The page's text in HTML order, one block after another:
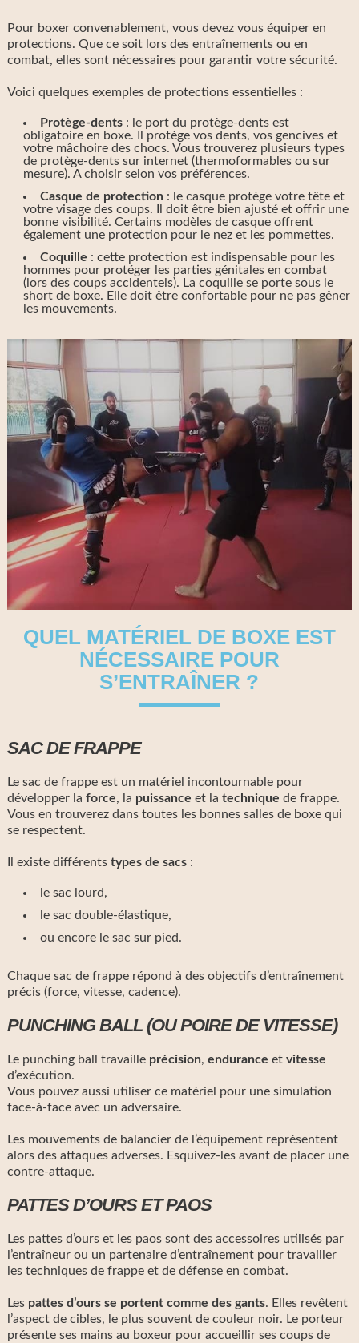
Pour boxer convenablement, vous devez vous équiper en
protections. Que ce soit lors des entraînements ou en
combat, elles sont nécessaires pour garantir votre sécurité.
Voici quelques exemples de protections essentielles :
Protège-dents: le port du protège-dents est
obligatoire en boxe. Il protège vos dents, vos gencives et
votre mâchoire des chocs. Vous trouverez plusieurs types
de protège-dents sur internet (thermoformables ou sur
mesure). A choisir selon vos préférences.
Casque de protection: le casque protège votre tête et
votre visage des coups. Il doit être bien ajusté et offrir une
bonne visibilité. Certains modèles de casque offrent
également une protection pour le nez et les pommettes.
Coquille : cette protection est indispensable pour les
hommes pour protéger les parties génitales en combat
(lors des coups accidentels). La coquille se porte sous le
short de boxe. Elle doit être confortable pour ne pas gêner
les mouvements.
QUEL MATÉRIEL DE BOXE EST
NÉCESSAIRE POUR
S’ENTRAÎNER ?
SAC DE FRAPPE
Le sac de frappe est un matériel incontournable pour
développer la force, la puissance et la technique de frappe.
Vous en trouverez dans toutes les bonnes salles de boxe qui
se respectent.
Il existe différents types de sacs:
le sac lourd,
le sac double-élastique,
ou encore le sac sur pied.
Chaque sac de frappe répond à des objectifs d’entraînement
précis (force, vitesse, cadence).
PUNCHING BALL (OU POIRE DE VITESSE)
Le punching ball travaille précision, endurance et vitesse
d’exécution.
Vous pouvez aussi utiliser ce matériel pour une simulation
face-à-face avec un adversaire.
Les mouvements de balancier de l’équipement représentent
alors des attaques adverses. Esquivez-les avant de placer une
contre-attaque.
PATTES D’OURS ET PAOS
Les pattes d’ours et les paos sont des accessoires utilisés par
l’entraîneur ou un partenaire d’entraînement pour travailler
les techniques de frappe et de défense en combat.
Les pattes d’ours se portent comme des gants. Elles revêtent
l’aspect de cibles, le plus souvent de couleur noir. Le porteur
présente ses mains au boxeur pour accueillir ses coups de